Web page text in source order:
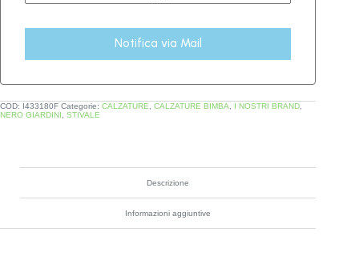
Notifica via Mail
COD: I433180F Categorie: CALZATURE CALZATURE BIMBA I NOSTRI BRAND
NERO GIARDINI
STIVALE
Descrizione
Informazioni aggiuntive